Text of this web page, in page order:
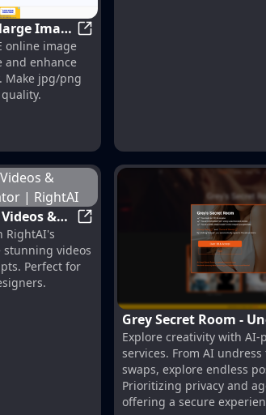
Free Images from 123RF
Image
AI Image Enlarger | Enlarge
online image
and enhance
Make jpg/png
ideas
&
|
RightAI Free: Create AI
RightAI's
stunning videos
Perfect for
Grey Secret Room -
Nudify
Explore creativity with AI-
services. From AI
swaps, explore endless
Prioritizing privacy and
offering a secure